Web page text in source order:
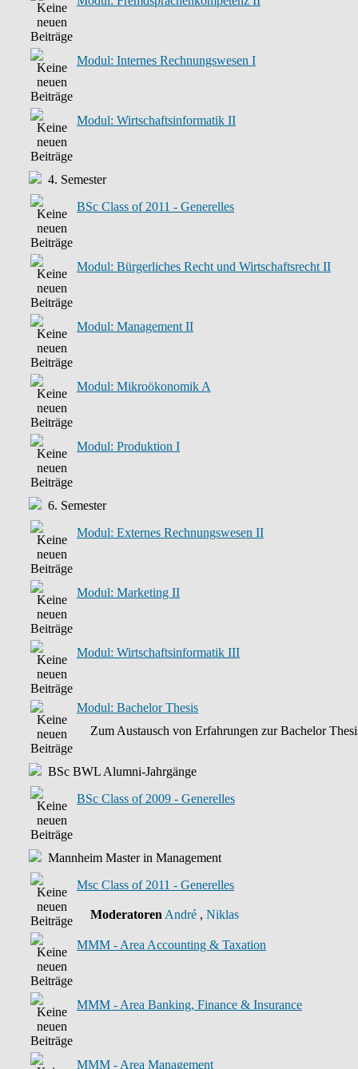
Modul: Internes Rechnungswesen I
Modul: Wirtschaftsinformatik II
4. Semester
BSc Class of 2011 - Generelles
Modul: Bürgerliches Recht und Wirtschaftsrecht II
Modul: Management II
Modul: Mikroökonomik A
Modul: Produktion I
6. Semester
Modul: Externes Rechnungswesen II
Modul: Marketing II
Modul: Wirtschaftsinformatik III
Modul: Bachelor Thesis
Zum Austausch von Erfahrungen zur Bachelor
BSc BWL Alumni-Jahrgänge
BSc Class of 2009 - Generelles
Mannheim Master in Management
Msc Class of 2011 - Generelles
Moderatoren André , Niklas
MMM - Area Accounting & Taxation
MMM - Area Banking, Finance & Insurance
MMM - Area Management